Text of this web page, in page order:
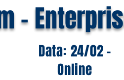
–
Data: 24/02 -
Online